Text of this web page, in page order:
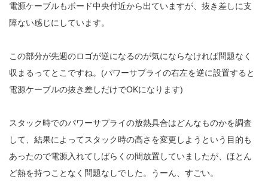
電源ケーブルもボード中央付近から出ていますが、抜き差しに支
障ない感じにしています。
この部分が先週のロゴが逆になるのが気にならなければ問題なく
収まるってとこですね。(パワーサプライの右左を逆に設置すると
電源ケーブルの抜き差しだけでOKになります)
スタック時でのパワーサプライの放熱具合はどんなものかを調査
して、結果によってスタック時の高さを変更しようという目的も
あったので電源入れてしばらくの間放置していましたが、ほとん
ど熱を持つことなく問題なしでした。うーん、すごい。